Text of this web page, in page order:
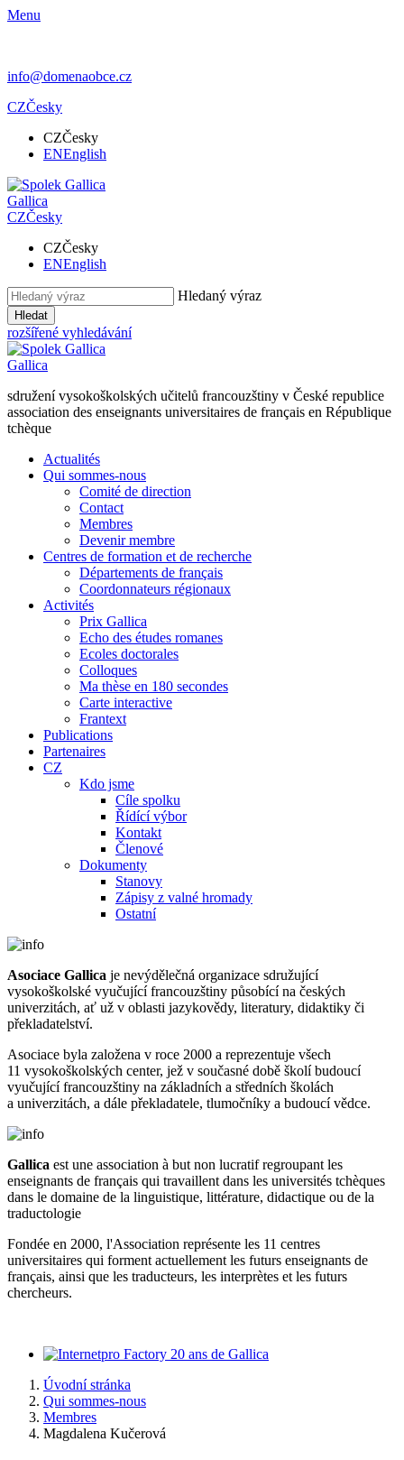
Menu
info@domenaobce.cz
CZČesky
CZČesky
ENEnglish
Gallica
CZČesky
CZČesky
ENEnglish
Hledaný výraz
Hledat
rozšířené vyhledávání
Gallica
sdružení vysokoškolských učitelů francouzštiny v České republice
association des enseignants universitaires de français en République
tchèque
Actualités
Qui sommes-nous
Comité de direction
Contact
Membres
Devenir membre
Centres de formation et de recherche
Départements de français
Coordonnateurs régionaux
Activités
Prix Gallica
Echo des études romanes
Ecoles doctorales
Colloques
Ma thèse en 180 secondes
Carte interactive
Frantext
Publications
Partenaires
CZ
Kdo jsme
Cíle spolku
Řídící výbor
Kontakt
Členové
Dokumenty
Stanovy
Zápisy z valné hromady
Ostatní
Asociace Gallica je nevýdělečná organizace sdružující
vysokoškolské vyučující francouzštiny působící na českých
univerzitách, ať už v oblasti jazykovědy, literatury, didaktiky či
překladatelství.
Asociace byla založena v roce 2000 a reprezentuje všech
11 vysokoškolských center, jež v současné době školí budoucí
vyučující francouzštiny na základních a středních školách
a univerzitách, a dále překladatele, tlumočníky a budoucí vědce.
Gallica est une association à but non lucratif regroupant les
enseignants de français qui travaillent dans les universités tchèques
dans le domaine de la linguistique, littérature, didactique ou de la
traductologie
Fondée en 2000, l'Association représente les 11 centres
universitaires qui forment actuellement les futurs enseignants de
français, ainsi que les traducteurs, les interprètes et les futurs
chercheurs.
20 ans de Gallica
Úvodní stránka
Qui sommes-nous
Membres
Magdalena Kučerová